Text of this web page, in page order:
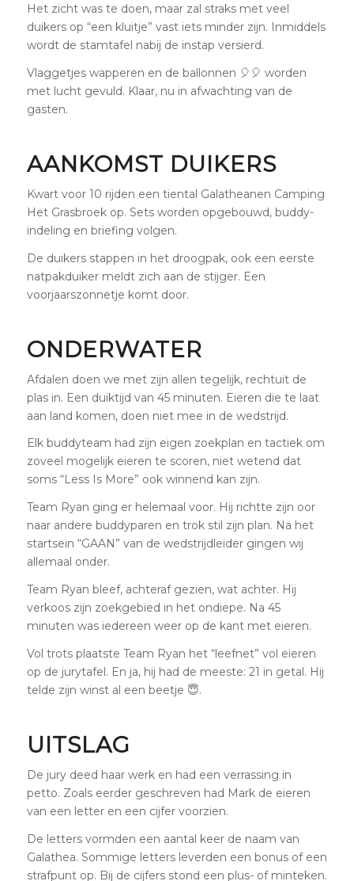
Het zicht was te doen, maar zal straks met veel
duikers op “een kluitje” vast iets minder zijn. Inmiddels
wordt de stamtafel nabij de instap versierd.
Vlaggetjes wapperen en de ballonnen 🎈🎈 worden
met lucht gevuld. Klaar, nu in afwachting van de
gasten.
AANKOMST DUIKERS
Kwart voor 10 rijden een tiental Galatheanen Camping
Het Grasbroek op. Sets worden opgebouwd, buddy-
indeling en briefing volgen.
De duikers stappen in het droogpak, ook een eerste
natpakduiker meldt zich aan de stijger. Een
voorjaarszonnetje komt door.
ONDERWATER
Afdalen doen we met zijn allen tegelijk, rechtuit de
plas in. Een duiktijd van 45 minuten. Eieren die te laat
aan land komen, doen niet mee in de wedstrijd.
Elk buddyteam had zijn eigen zoekplan en tactiek om
zoveel mogelijk eieren te scoren, niet wetend dat
soms “Less Is More” ook winnend kan zijn.
Team Ryan ging er helemaal voor. Hij richtte zijn oor
naar andere buddyparen en trok stil zijn plan. Na het
startsein “GAAN” van de wedstrijdleider gingen wij
allemaal onder.
Team Ryan bleef, achteraf gezien, wat achter. Hij
verkoos zijn zoekgebied in het ondiepe. Na 45
minuten was iedereen weer op de kant met eieren.
Vol trots plaatste Team Ryan het “leefnet” vol eieren
op de jurytafel. En ja, hij had de meeste: 21 in getal. Hij
telde zijn winst al een beetje 😇.
UITSLAG
De jury deed haar werk en had een verrassing in
petto. Zoals eerder geschreven had Mark de eieren
van een letter en een cijfer voorzien.
De letters vormden een aantal keer de naam van
Galathea. Sommige letters leverden een bonus of een
strafpunt op. Bij de cijfers stond een plus- of minteken.